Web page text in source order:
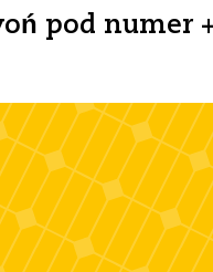
pod numer